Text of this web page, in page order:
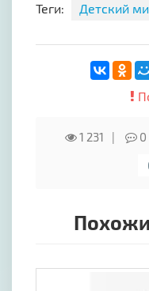
Теги: Детский
1 231 0